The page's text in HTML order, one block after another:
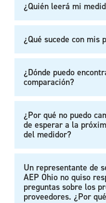
¿Quién leerá mi
¿Qué sucede con mis
¿Dónde puedo
comparación?
¿Por qué no puedo
de esperar a la
del medidor?
Un representante de
AEP Ohio no quiso
preguntas sobre los
proveedores. ¿Por